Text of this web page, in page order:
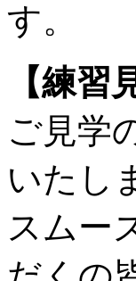
す。
【練習
ご見学
いたし
スムー